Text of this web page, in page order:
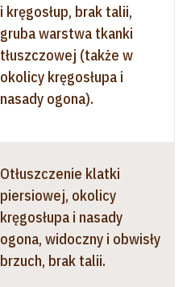
i kręgosłup, brak talii,
gruba warstwa tkanki
tłuszczowej (także w
okolicy kręgosłupa i
nasady ogona).
Otłuszczenie klatki
piersiowej, okolicy
kręgosłupa i nasady
ogona, widoczny i obwisły
brzuch, brak talii.